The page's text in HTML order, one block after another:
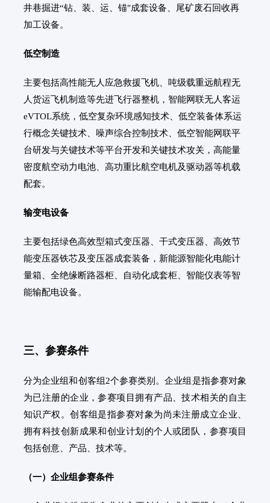
井巷掘进“钻、装、运、锚"成套设备、尾矿废石回收再
加工设备。
低空制造
主要包括高性能无人应急救援飞机、吨级载重远航程无
人货运飞机制造等先进飞行器整机，智能网联无人客运
eVTOL系统，低空复杂环境感知技术、低空装备体系运
行概念关键技术、噪声综合控制技术、低空智能网联平
台研发与关键技术等平台开发和关键技术攻关，高能量
密度航空动力电池、高功重比航空电机及驱动器等机载
配套。
输变电设备
主要包括绿色高效型箱式变压器、干式变压器、高效节
能变压器铁芯及变压器成套装备，新能源智能化电能计
量箱、全绝缘断路器柜、自动化成套柜、智能仪表等智
能输配电设备。
三、参赛条件
分为企业组和创客组2个参赛类别。企业组是指参赛对象
为已注册的企业，参赛项目拥有产品、技术相关的自主
知识产权。创客组是指参赛对象为尚未注册成立企业、
拥有科技创新成果和创业计划的个人或团队，参赛项目
包括创意、产品、技术等。
（一）企业组参赛条件